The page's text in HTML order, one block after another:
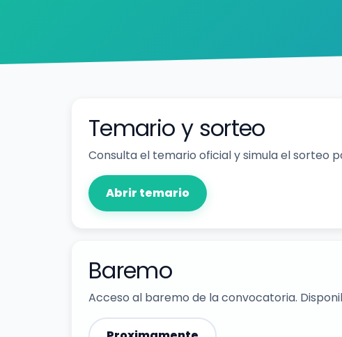
Temario y sorteo
Consulta el temario oficial y simula el sorteo
Abrir temario
Baremo
Acceso al baremo de la convocatoria.